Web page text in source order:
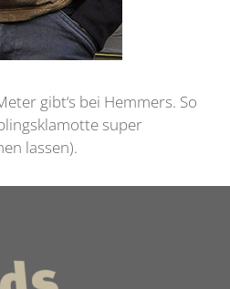
gibt‘s bei Hemmers. So
super
lassen).